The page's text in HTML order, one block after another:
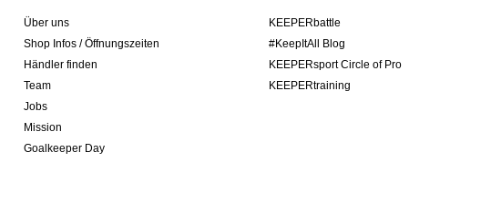
Über uns
Shop Infos / Öffnungszeiten
Händler finden
Team
Jobs
Mission
Goalkeeper Day
KEEPERbattle
#KeepItAll Blog
KEEPERsport Circle of Pro
KEEPERtraining